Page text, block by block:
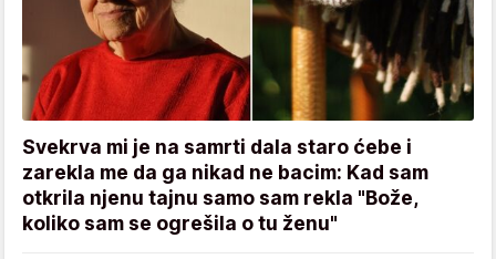
Svekrva mi je na samrti dala staro ćebe i
zarekla me da ga nikad ne bacim: Kad sam
otkrila njenu tajnu samo sam rekla "Bože,
koliko sam se ogrešila o tu ženu"